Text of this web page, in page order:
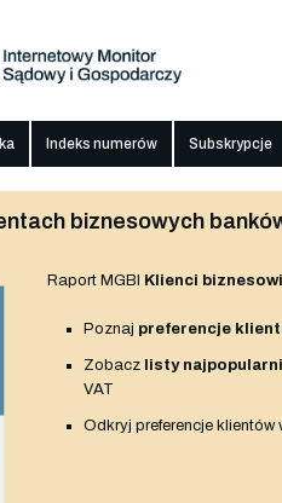
Indeks numerów Subskrypcje
biznesowych
Raport MGBI Klienci
Poznaj preferencje
Zobacz listy
VAT
Odkryj preferencje klientów